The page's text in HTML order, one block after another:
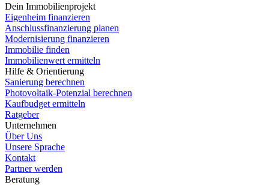
Dein Immobilienprojekt
Eigenheim finanzieren
Anschlussfinanzierung planen
Modernisierung finanzieren
Immobilie finden
Immobilienwert ermitteln
Hilfe & Orientierung
Sanierung berechnen
Photovoltaik-Potenzial berechnen
Kaufbudget ermitteln
Ratgeber
Unternehmen
Über Uns
Unsere Sprache
Kontakt
Partner werden
Beratung